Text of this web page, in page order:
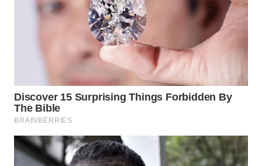
UTARA
WN
SAMOSIR
PADANG
LAWAS